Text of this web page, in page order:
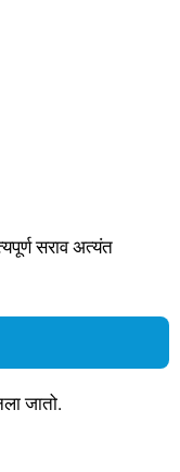
सराव अत्यंत
जातो.